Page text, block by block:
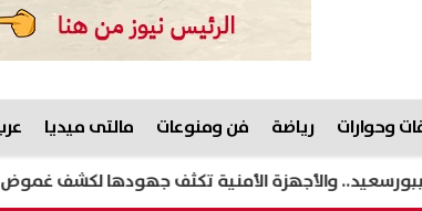
وحوارات رياضة فن ومنوعات مالتى ميديا
الأمنية تكثف جهودها لكشف غموض الجريمة